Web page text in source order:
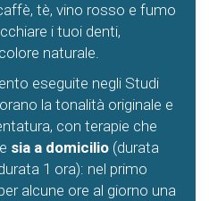
tè, vino rosso e fumo
i tuoi denti,
naturale.
eseguite negli Studi
la tonalità originale e
con terapie che
sia a domicilio (durata
1 ora): nel primo
alcune ore al giorno una